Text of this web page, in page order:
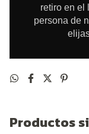
retiro en el
persona de
Productos